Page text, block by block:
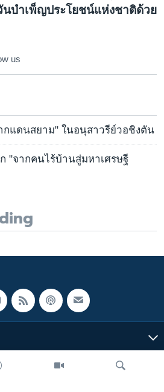
นบำเพ็ญประโยชน์แห่งชาติด้วย
us
แดนสยาม" ในอนุสาวรีย์วอชิงตัน
"จากคนไร้บ้านสู่มหาเศรษฐี